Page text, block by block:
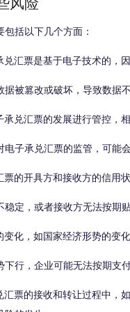
括以下几个方面：
票是基于电子技术的，因
篡改或破坏，导致数据不
汇票的发展进行管控，相
承兑汇票的监管，可能会
开具方和接收方的信用状
，或者接收方无法按期贴
，如国家经济形势的变化
，企业可能无法按期支付
的接收和转让过程中，